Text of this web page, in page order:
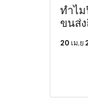
ทำไ
ขนส่
20 เม.ย